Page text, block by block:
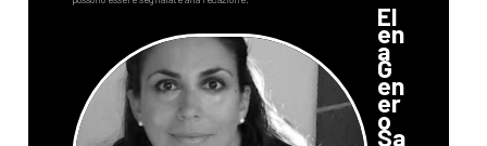
El
en
a
G
en
er
o
Sa